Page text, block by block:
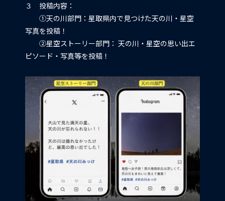
３ 投稿内容：
①天の川部門：星取県内で見つけた天の川・星空
写真を投稿！
②星空ストーリー部門： 天の川・星空の思い出エ
ピソード・写真等を投稿！